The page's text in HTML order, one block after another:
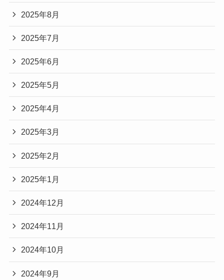
2025年8月
2025年7月
2025年6月
2025年5月
2025年4月
2025年3月
2025年2月
2025年1月
2024年12月
2024年11月
2024年10月
2024年9月